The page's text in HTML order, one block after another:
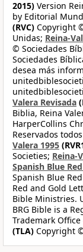
2015) Version
by Editorial
(RVC) Copyright
Unidas; Reina-
© Sociedades
Sociedades
desea más
Valera Revisada
Biblia, Reina
HarperCollins
Reservados
Valera 1995
Societies; Reina-
Spanish Blue
Spanish Blue
Red and Gold
Bible Ministries.
BRG Bible is a
Trademark Office
(TLA) Copyright